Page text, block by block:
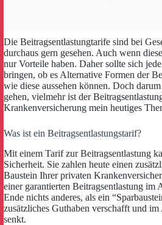
Die Beitragsentlastungtarife sind bei
durchaus gern gesehen. Auch wenn
nur Vorteile haben. Daher sollte sich
bringen, ob es Alternative Formen der
wie diese aussehen können. Doch
gehen, vielmehr ist der
Krankenversicherung mein heutiges
Was ist ein Beitragsentlastungstarif?
Mit einem Tarif zur Beitragsentlastung
Sicherheit. Sie zahlen heute einen
Baustein Ihrer privaten
einer garantierten Beitragsentlastung im
Ende nichts anderes, als ein
zusätzliches Guthaben verschafft und
senkt.